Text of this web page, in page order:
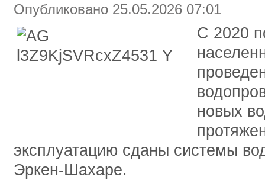
Опубликовано 25.05.2026 07:01
С 2020
новых
эксплуатацию сданы системы
Эркен-Шахаре.